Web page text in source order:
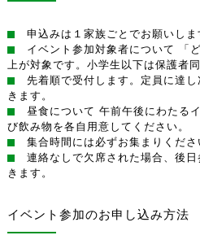
申込みは１家族ごとでお願いしま
イベント参加対象者について 「
上が対象です。小学生以下は保護者
先着順で受付します。定員に達
きます。
昼食について 午前午後にわたる
び飲み物を各自用意してください。
集合時間には必ずお集まりくださ
連絡なしで欠席された場合、後
きます。
イベント参加のお申し込み方法